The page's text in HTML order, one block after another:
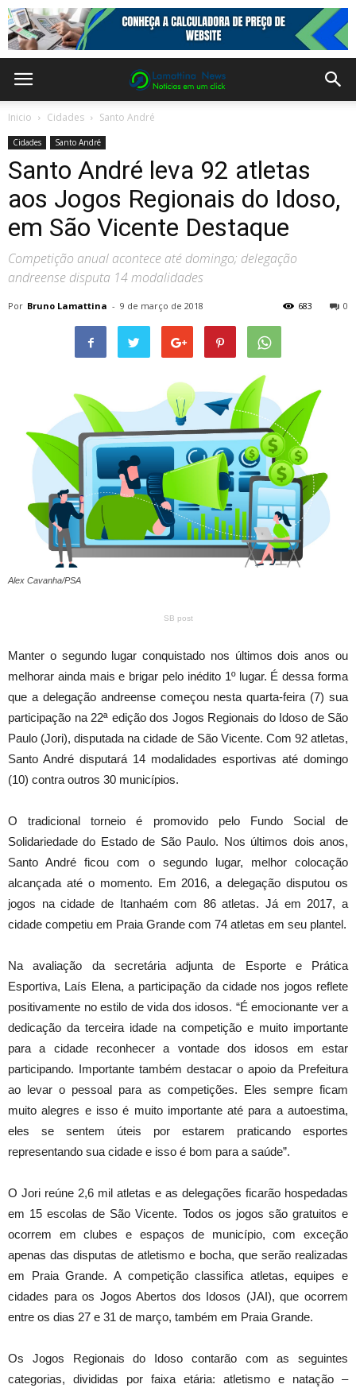
Inicio Cidades Santo André
Cidades Santo André
Santo André leva 92 atletas
aos Jogos Regionais do Idoso,
em São Vicente Destaque
Competição anual acontece até domingo; delegação
andreense disputa 14 modalidades
Por Bruno Lamattina - 9 de março de 2018 0
683
Alex Cavanha/PSA
SB post
Manter o segundo lugar conquistado nos últimos dois anos ou
melhorar ainda mais e brigar pelo inédito 1º lugar. É dessa forma
que a delegação andreense começou nesta quarta-feira (7) sua
participação na 22ª edição dos Jogos Regionais do Idoso de São
Paulo (Jori), disputada na cidade de São Vicente. Com 92 atletas,
Santo André disputará 14 modalidades esportivas até domingo
(10) contra outros 30 municípios.
O tradicional torneio é promovido pelo Fundo Social de
Solidariedade do Estado de São Paulo. Nos últimos dois anos,
Santo André ficou com o segundo lugar, melhor colocação
alcançada até o momento. Em 2016, a delegação disputou os
jogos na cidade de Itanhaém com 86 atletas. Já em 2017, a
cidade competiu em Praia Grande com 74 atletas em seu plantel.
Na avaliação da secretária adjunta de Esporte e Prática
Esportiva, Laís Elena, a participação da cidade nos jogos reflete
positivamente no estilo de vida dos idosos. “É emocionante ver a
dedicação da terceira idade na competição e muito importante
para a cidade reconhecer a vontade dos idosos em estar
participando. Importante também destacar o apoio da Prefeitura
ao levar o pessoal para as competições. Eles sempre ficam
muito alegres e isso é muito importante até para a autoestima,
eles se sentem úteis por estarem praticando esportes
representando sua cidade e isso é bom para a saúde”.
O Jori reúne 2,6 mil atletas e as delegações ficarão hospedadas
em 15 escolas de São Vicente. Todos os jogos são gratuitos e
ocorrem em clubes e espaços de município, com exceção
apenas das disputas de atletismo e bocha, que serão realizadas
em Praia Grande. A competição classifica atletas, equipes e
cidades para os Jogos Abertos dos Idosos (JAI), que ocorrem
entre os dias 27 e 31 de março, também em Praia Grande.
Os Jogos Regionais do Idoso contarão com as seguintes
categorias, divididas por faixa etária: atletismo e natação –